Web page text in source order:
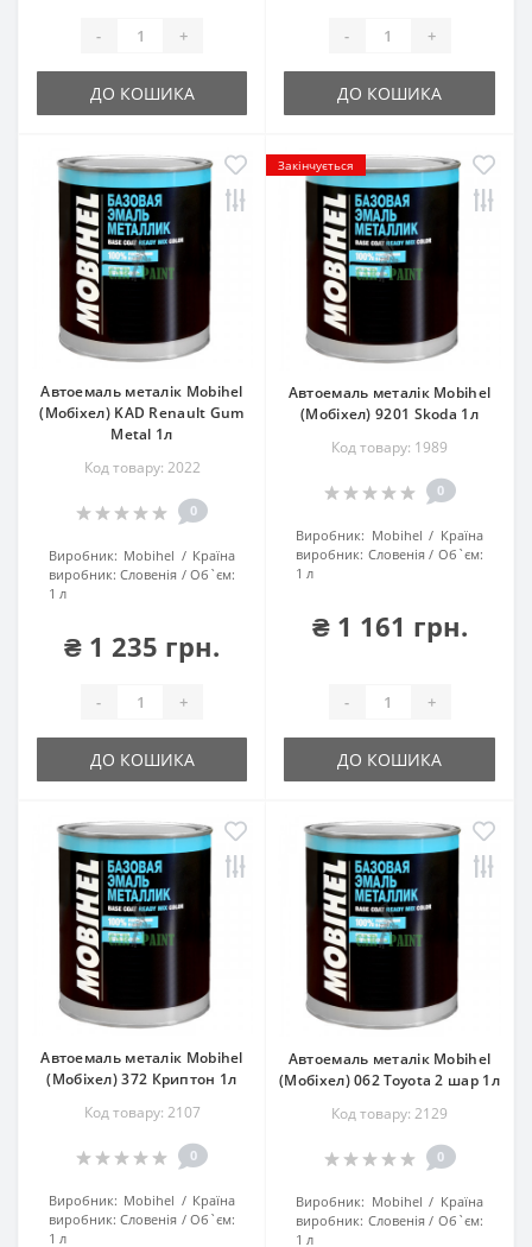
- +
ДО КОШИКА
- +
ДО КОШИКА
Автоемаль металік Mobihel
(Мобіхел) KAD Renault Gum
Metal 1л
Код товару: 2022
0
Виробник: Mobihel
Країна
виробник: Словенія
Об`єм:
1 л
₴ 1 235 грн.
- +
ДО КОШИКА
Закінчується
Автоемаль металік Mobihel
(Мобіхел) 9201 Skoda 1л
Код товару: 1989
0
Виробник: Mobihel
Країна
виробник: Словенія
Об`єм:
1 л
₴ 1 161 грн.
- +
ДО КОШИКА
Автоемаль металік Mobihel
(Мобіхел) 372 Криптон 1л
Код товару: 2107
0
Виробник: Mobihel
Країна
виробник: Словенія
Об`єм:
1 л
Автоемаль металік Mobihel
(Мобіхел) 062 Toyota 2 шар 1л
Код товару: 2129
0
Виробник: Mobihel
Країна
виробник: Словенія
Об`єм:
1 л